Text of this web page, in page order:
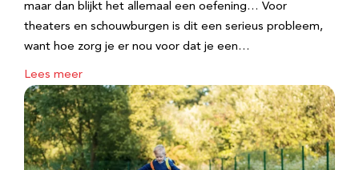
maar dan blijkt het allemaal een oefening… Voor
theaters en schouwburgen is dit een serieus probleem,
want hoe zorg je er nou voor dat je een…
Lees meer